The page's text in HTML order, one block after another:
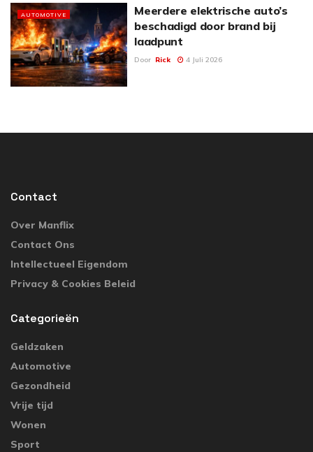
AUTOMOTIVE
Meerdere elektrische auto’s
beschadigd door brand bij
laadpunt
Door Rick 4 Juli 2026
Contact
Over Manflix
Contact Ons
Intellectueel Eigendom
Privacy & Cookies Beleid
Categorieën
Geldzaken
Automotive
Gezondheid
Vrije tijd
Wonen
Sport